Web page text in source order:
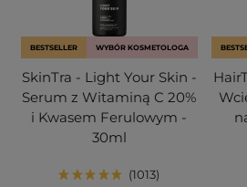
BESTSELLER WYBÓR KOSMETOLOGA
SkinTra - Light Your Skin -
Serum z Witaminą C 20%
i Kwasem Ferulowym -
30ml
1013